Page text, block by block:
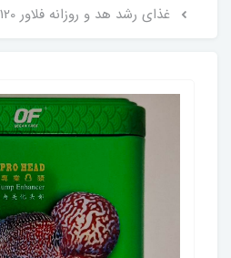
غذای رشد هد و روزانه فلاور 120 گرم اوشن فری